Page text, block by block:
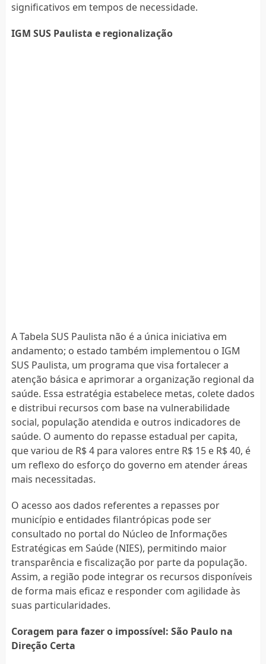
significativos em tempos de necessidade.
IGM SUS Paulista e regionalização
A Tabela SUS Paulista não é a única iniciativa em
andamento; o estado também implementou o IGM
SUS Paulista, um programa que visa fortalecer a
atenção básica e aprimorar a organização regional da
saúde. Essa estratégia estabelece metas, colete dados
e distribui recursos com base na vulnerabilidade
social, população atendida e outros indicadores de
saúde. O aumento do repasse estadual per capita,
que variou de R$ 4 para valores entre R$ 15 e R$ 40, é
um reflexo do esforço do governo em atender áreas
mais necessitadas.
O acesso aos dados referentes a repasses por
município e entidades filantrópicas pode ser
consultado no portal do Núcleo de Informações
Estratégicas em Saúde (NIES), permitindo maior
transparência e fiscalização por parte da população.
Assim, a região pode integrar os recursos disponíveis
de forma mais eficaz e responder com agilidade às
suas particularidades.
Coragem para fazer o impossível: São Paulo na
Direção Certa